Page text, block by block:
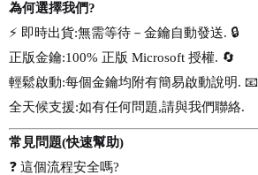
為何選擇我們?
⚡ 即時出貨:無需等待－金鑰自動發送. 🔒
正版金鑰:100% 正版 Microsoft 授權. 🔄
輕鬆啟動:每個金鑰均附有簡易啟動說明. 📧
全天候支援:如有任何問題,請與我們聯絡.
常見問題(快速幫助)
❓ 這個流程安全嗎?